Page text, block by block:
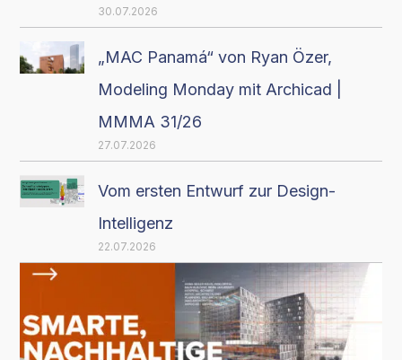
30.07.2026
„MAC Panamá“ von Ryan Özer,
Modeling Monday mit Archicad |
MMMA 31/26
27.07.2026
Vom ersten Entwurf zur Design-
Intelligenz
22.07.2026